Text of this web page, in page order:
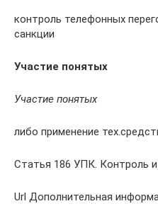
контроль телефонных
санкции
Участие понятых
Участие понятых
либо применение
Статья 186 УПК. Контроль и
Url Дополнительная